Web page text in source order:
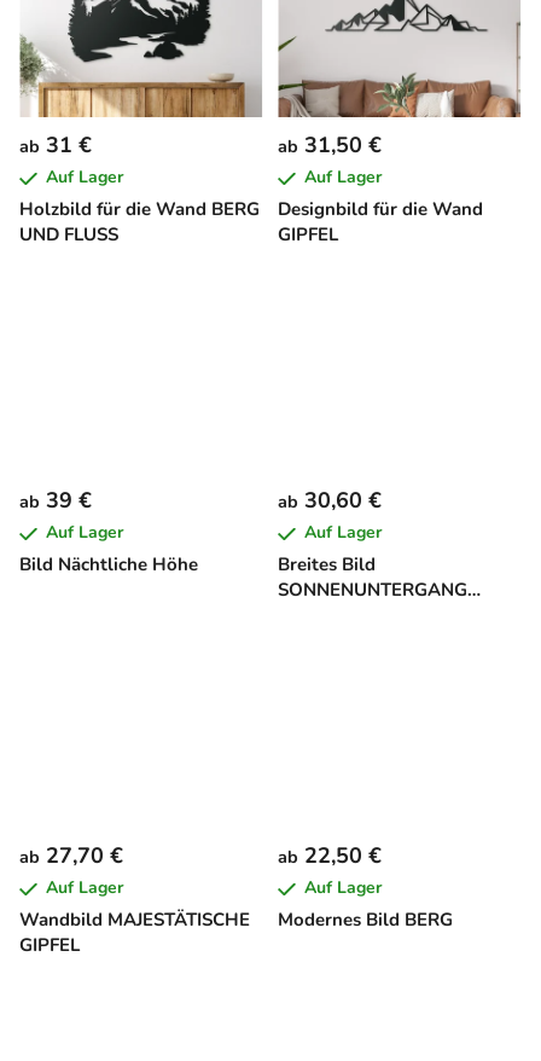
Holzbild für die Wand BERG
UND FLUSS
ab 31 €
Auf Lager
Designbild für die Wand
GIPFEL
ab 31,50 €
Auf Lager
Bild Nächtliche Höhe
ab 39 €
Auf Lager
Breites Bild
SONNENUNTERGANG
ab 30,60 €
Auf Lager
Wandbild MAJESTÄTISCHE
GIPFEL
ab 27,70 €
Auf Lager
Modernes Bild BERG
ab 22,50 €
Auf Lager